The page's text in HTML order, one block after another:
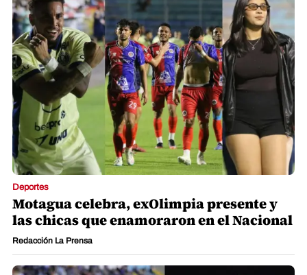
Deportes
Motagua celebra, exOlimpia presente y
las chicas que enamoraron en el Nacional
Redacción La Prensa